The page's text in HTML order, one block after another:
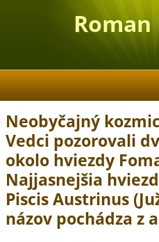
Neobyčajný
Vedci pozorovali
okolo hviezdy
Najjasnejšia
Piscis Austrinus
názov pochádza z